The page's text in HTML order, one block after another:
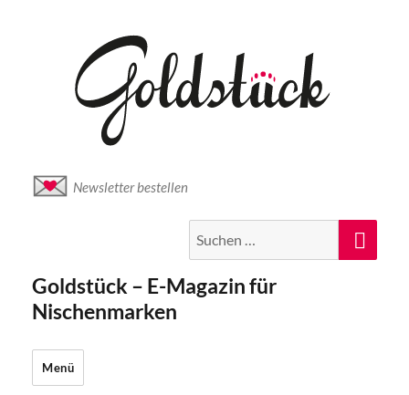
Newsletter bestellen
nach:
Goldstück – E-Magazin für
Nischenmarken
Menü